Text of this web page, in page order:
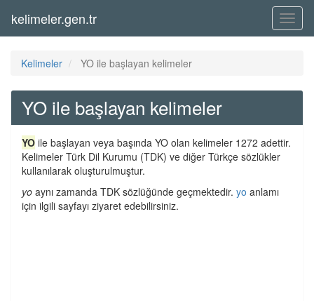
Menü
kelimeler.gen.tr
Kelimeler YO ile başlayan kelimeler
YO ile başlayan kelimeler
YO ile başlayan veya başında YO olan kelimeler 1272 adettir.
Kelimeler Türk Dil Kurumu (TDK) ve diğer Türkçe sözlükler
kullanılarak oluşturulmuştur.
yo aynı zamanda TDK sözlüğünde geçmektedir. yo anlamı
için ilgili sayfayı ziyaret edebilirsiniz.